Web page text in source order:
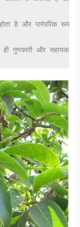
है और पारंपरिक रूप से
ही गुणकारी और